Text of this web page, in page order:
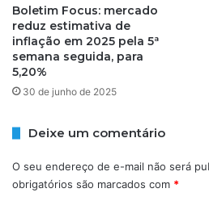
d
o
r
d
a
g
e
m
d
P
n
Boletim Focus: mercado
reduz estimativa de
inflação em 2025 pela 5ª
semana seguida, para
5,20%
30 de junho de 2025
Deixe um comentário
O seu endereço de e-mail não será
obrigatórios são marcados com *